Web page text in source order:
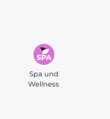
Spa und
Wellness